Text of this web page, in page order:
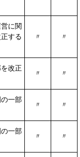
に関
する
〃 〃
改正
〃 〃
一部
〃 〃
一部
〃 〃